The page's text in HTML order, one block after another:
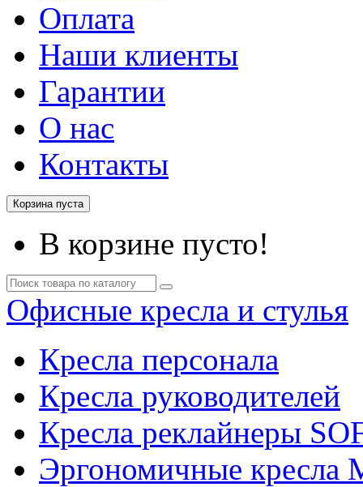
Оплата
Наши клиенты
Гарантии
О нас
Контакты
Корзина пуста
В корзине пусто!
Офисные кресла и стулья
Кресла персонала
Кресла руководителей
Кресла реклайнеры
Эргономичные